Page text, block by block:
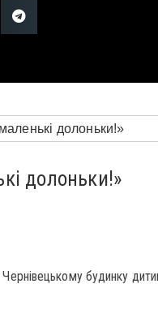
долоньки!»
будинку